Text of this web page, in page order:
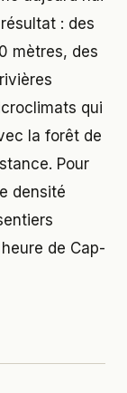
: des
mètres, des
qui
la forêt de
Pour
densité
de Cap-